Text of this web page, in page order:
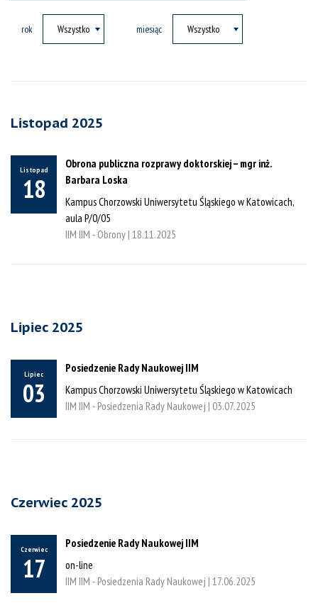
rok miesiąc
Listopad 2025
Listopad
18
Obrona publiczna rozprawy doktorskiej – mgr inż.
Barbara Loska
Kampus Chorzowski Uniwersytetu Śląskiego w Katowicach,
aula P/0/05
IIM IIM - Obrony | 18.11.2025
Lipiec 2025
Lipiec
03
Posiedzenie Rady Naukowej IIM
Kampus Chorzowski Uniwersytetu Śląskiego w Katowicach
IIM IIM - Posiedzenia Rady Naukowej | 03.07.2025
Czerwiec 2025
Czerwiec
17
Posiedzenie Rady Naukowej IIM
on-line
IIM IIM - Posiedzenia Rady Naukowej | 17.06.2025